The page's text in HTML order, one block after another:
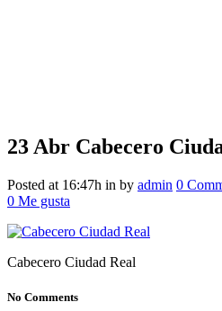
Cabecero
23 Abr Cabecero
Posted at 16:47h in by admin 0
0 Me gusta
Cabecero Ciudad Real
No Comments